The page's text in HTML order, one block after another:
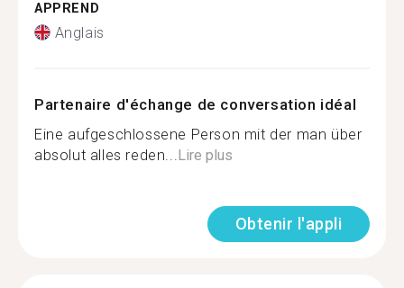
APPREND
Anglais
Partenaire d'échange de conversation idéal
Eine aufgeschlossene Person mit der man über
absolut alles reden... Lire plus
Obtenir l'appli